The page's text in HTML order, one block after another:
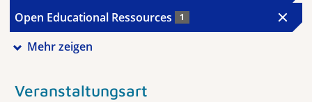
Open Educational Ressources 1
Mehr zeigen
Veranstaltungsart